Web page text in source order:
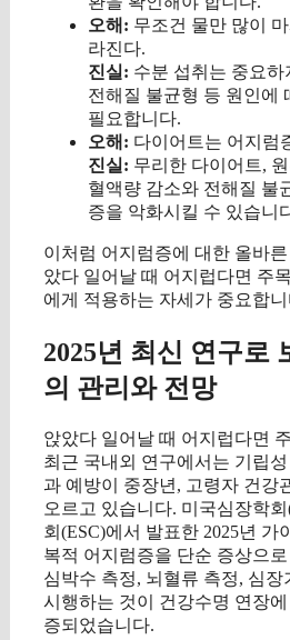
오해: 무조건 물만 많이
라진다.
진실: 수분 섭취는 중요
전해질 불균형 등 원인에
필요합니다.
오해: 다이어트는 어지럼
진실: 무리한 다이어트,
혈액량 감소와 전해질 불
증을 악화시킬 수 있습니
이처럼 어지럼증에 대한 올바
았다 일어날 때 어지럽다면 주
에게 적용하는 자세가 중요합니
2025년 최신 연구로
의 관리와 전망
앉았다 일어날 때 어지럽다면
최근 국내외 연구에서는 기립
과 예방이 중장년, 고령자 건강
오르고 있습니다. 미국심장학
회(ESC)에서 발표한 2025년 가
복적 어지럼증을 단순 증상으
심박수 측정, 뇌혈류 측정, 심장
시행하는 것이 건강수명 연장
증되었습니다.